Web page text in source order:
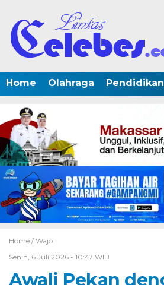
Home Olahraga Pendidikan
Home / Wajo
Senin, 6 Juli 2026 - 10:47 WIB
Awali Pekan